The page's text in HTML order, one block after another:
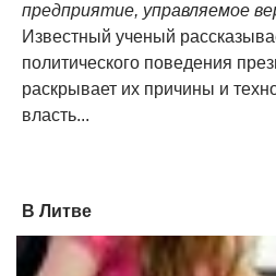
предприятие, управляемое
Известный ученый
политического поведения
раскрывает их причины и
власть...
В Литве